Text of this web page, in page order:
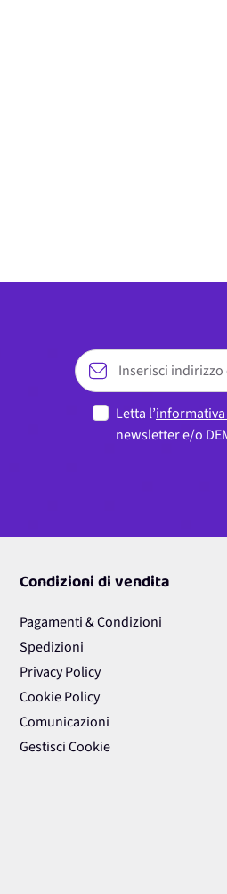
Letta l’
newsletter e/o
Condizioni di vendita
Pagamenti & Condizioni
Spedizioni
Privacy Policy
Cookie Policy
Comunicazioni
Gestisci Cookie